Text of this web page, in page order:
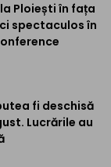
Ploiești în fața
spectaculos în
fi deschisă
Lucrările au